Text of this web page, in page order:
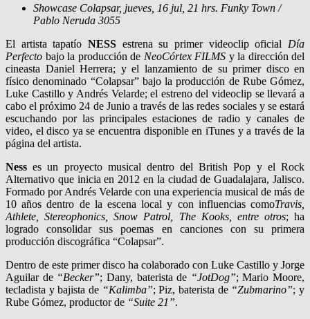
‪Showcase‬ ‪‎Colapsar‬, jueves, 16 jul, 21 hrs. Funky Town /
Pablo Neruda 3055
El artista tapatío NESS estrena su primer videoclip oficial Día
Perfecto bajo la producción de NeoCórtex FILMS y la dirección del
cineasta Daniel Herrera; y el lanzamiento de su primer disco en
físico denominado “Colapsar” bajo la producción de Rube Gómez,
Luke Castillo y Andrés Velarde; el estreno del videoclip se llevará a
cabo el próximo 24 de Junio a través de las redes sociales y se estará
escuchando por las principales estaciones de radio y canales de
video, el disco ya se encuentra disponible en iTunes y a través de la
página del artista.
Ness es un proyecto musical dentro del British Pop y el Rock
Alternativo que inicia en 2012 en la ciudad de Guadalajara, Jalisco.
Formado por Andrés Velarde con una experiencia musical de más de
10 años dentro de la escena local y con influencias comoTravis,
Athlete, Stereophonics, Snow Patrol, The Kooks, entre otros; ha
logrado consolidar sus poemas en canciones con su primera
producción discográfica “Colapsar”.
Dentro de este primer disco ha colaborado con Luke Castillo y Jorge
Aguilar de “Becker”; Dany, baterista de “JotDog”; Mario Moore,
tecladista y bajista de “Kalimba”; Piz, baterista de “Zubmarino”; y
Rube Gómez, productor de “Suite 21”.